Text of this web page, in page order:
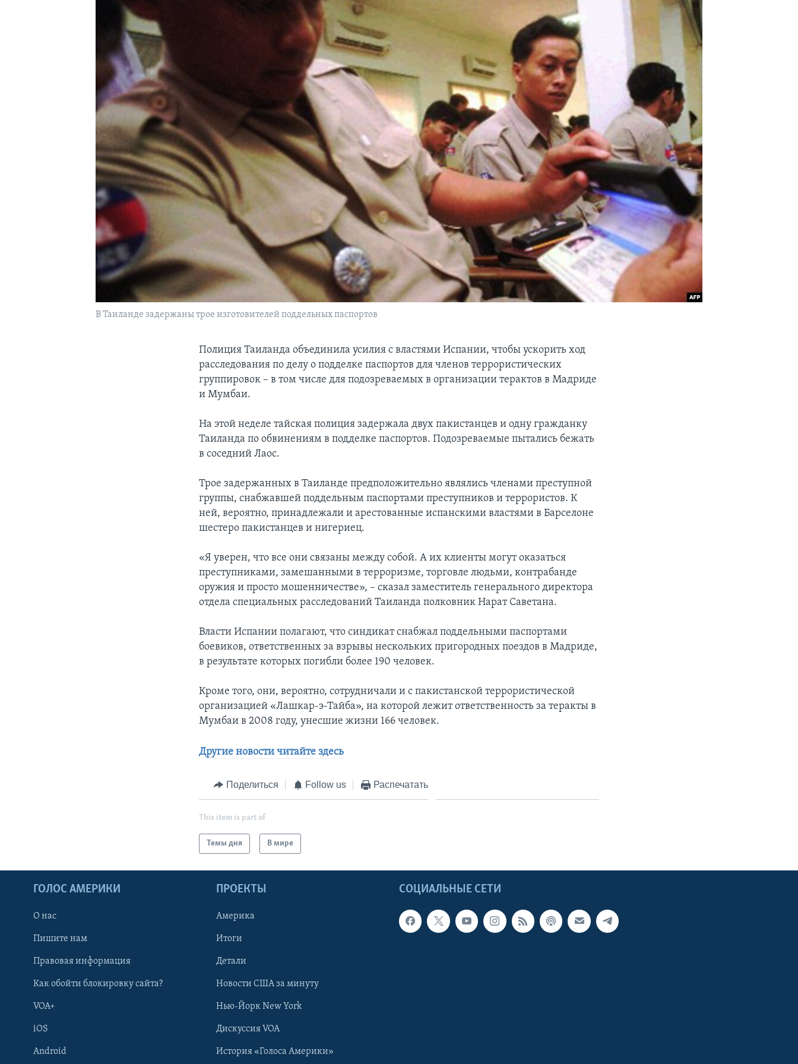
В Таиланде задержаны трое изготовителей поддельных паспортов
Полиция Таиланда объединила усилия с властями Испании, чтобы ускорить ход
расследования по делу о подделке паспортов для членов террористических
группировок – в том числе для подозреваемых в организации терактов в Мадриде
и Мумбаи.
На этой неделе тайская полиция задержала двух пакистанцев и одну гражданку
Таиланда по обвинениям в подделке паспортов. Подозреваемые пытались бежать
в соседний Лаос.
Трое задержанных в Таиланде предположительно являлись членами преступной
группы, снабжавшей поддельным паспортами преступников и террористов. К
ней, вероятно, принадлежали и арестованные испанскими властями в Барселоне
шестеро пакистанцев и нигериец.
«Я уверен, что все они связаны между собой. А их клиенты могут оказаться
преступниками, замешанными в терроризме, торговле людьми, контрабанде
оружия и просто мошенничестве», – сказал заместитель генерального директора
отдела специальных расследований Таиланда полковник Нарат Саветана.
Власти Испании полагают, что синдикат снабжал поддельными паспортами
боевиков, ответственных за взрывы нескольких пригородных поездов в Мадриде,
в результате которых погибли более 190 человек.
Кроме того, они, вероятно, сотрудничали и с пакистанской террористической
организацией «Лашкар-э-Тайба», на которой лежит ответственность за теракты в
Мумбаи в 2008 году, унесшие жизни 166 человек.
Другие новости читайте здесь
Поделиться Follow us Распечатать
This item is part of
Темы дня В мире
СОЦИАЛЬНЫЕ СЕТИ
ГОЛОС АМЕРИКИ
О нас
Пишите нам
Правовая информация
Как обойти блокировку сайта?
VOA+
iOS
Android
ПРОЕКТЫ
Америка
Итоги
Детали
Новости США за минуту
Нью-Йорк New York
Дискуссия VOA
История «Голоса Америки»